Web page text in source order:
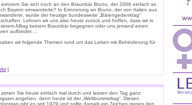
erinnern Sie sich noch an den Braunbär Bruno, der 2006 einfach so
Bayern einwanderte? In Erinnerung an Bruno, der von Italien aus
wurde der heutige bundesweite „Bärengedenktag“
Lehnen wir uns also heute zurück und hoffen, dass wir in
Alltag keinem Braunbär begegnen oder uns jemand einen
aufbindet ...
wir folgende Themen rund um das Leben mit Behinderung für
]
atmen Sie heute einfach mal durch und lassen den Tag ganz
angehen, denn heute ist der „Weltbummeltag“. Diesen
gibt es seit 1979 und sollte damals ein Zeichen gegen den